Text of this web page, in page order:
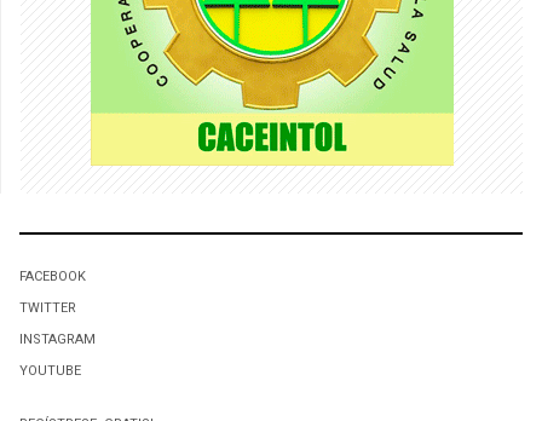
FACEBOOK
TWITTER
INSTAGRAM
YOUTUBE